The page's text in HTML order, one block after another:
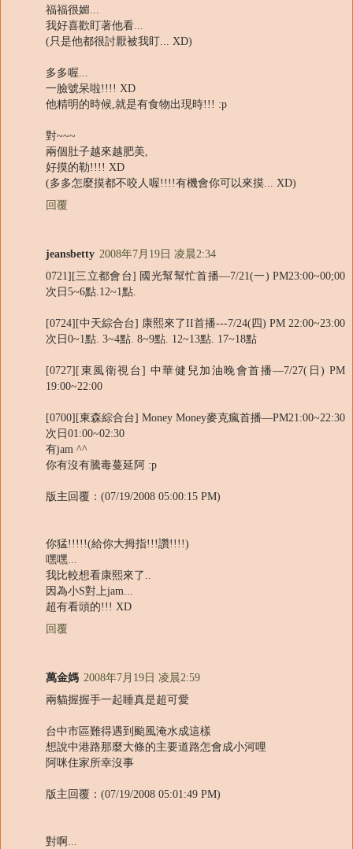
福福很媚...
我好喜歡盯著他看...
(只是他都很討厭被我盯... XD)
多多喔...
一臉號呆啦!!!! XD
他精明的時候,就是有食物出現時!!! :p
對~~~
兩個肚子越來越肥美,
好摸的勒!!!! XD
(多多怎麼摸都不咬人喔!!!!有機會你可以來摸... XD)
回覆
jeansbetty 2008年7月19日 凌晨2:34
0721][三立都會台] 國光幫幫忙首播—7/21(一) PM23:00~00;00
次日5~6點.12~1點.
[0724][中天綜合台] 康熙來了II首播---7/24(四) PM 22:00~23:00
次日0~1點. 3~4點. 8~9點. 12~13點. 17~18點
[0727][東風衛視台] 中華健兒加油晚會首播—7/27(日) PM
19:00~22:00
[0700][東森綜合台] Money Money麥克瘋首播—PM21:00~22:30
次日01:00~02:30
有jam ^^
你有沒有騰毒蔓延阿 :p
版主回覆：(07/19/2008 05:00:15 PM)
你猛!!!!!(給你大拇指!!!讚!!!!)
嘿嘿...
我比較想看康熙來了..
因為小S對上jam...
超有看頭的!!! XD
回覆
萬金媽 2008年7月19日 凌晨2:59
兩貓握握手一起睡真是超可愛
台中市區難得遇到颱風淹水成這樣
想說中港路那麼大條的主要道路怎會成小河哩
阿咪住家所幸沒事
版主回覆：(07/19/2008 05:01:49 PM)
對啊...